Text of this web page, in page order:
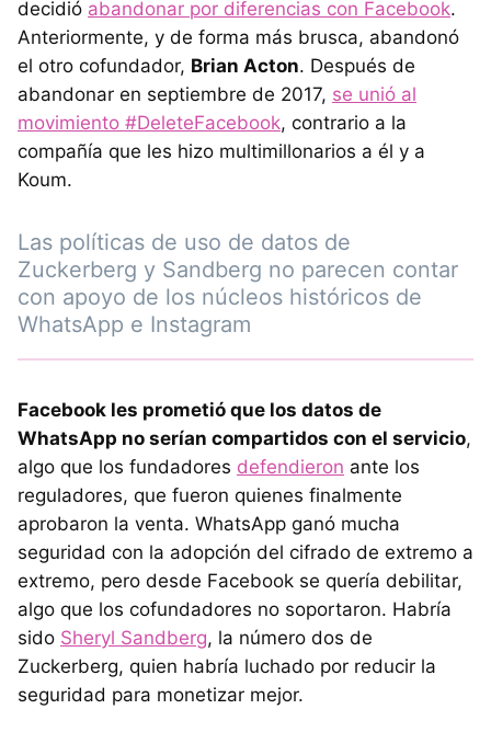
decidió abandonar por diferencias con Facebook.
Anteriormente, y de forma más brusca, abandonó
el otro cofundador, Brian Acton. Después de
abandonar en septiembre de 2017, se unió al
movimiento #DeleteFacebook, contrario a la
compañía que les hizo multimillonarios a él y a
Koum.
Las políticas de uso de datos de
Zuckerberg y Sandberg no parecen contar
con apoyo de los núcleos históricos de
WhatsApp e Instagram
Facebook les prometió que los datos de
WhatsApp no serían compartidos con el servicio,
algo que los fundadores defendieron ante los
reguladores, que fueron quienes finalmente
aprobaron la venta. WhatsApp ganó mucha
seguridad con la adopción del cifrado de extremo a
extremo, pero desde Facebook se quería debilitar,
algo que los cofundadores no soportaron. Habría
sido Sheryl Sandberg, la número dos de
Zuckerberg, quien habría luchado por reducir la
seguridad para monetizar mejor.